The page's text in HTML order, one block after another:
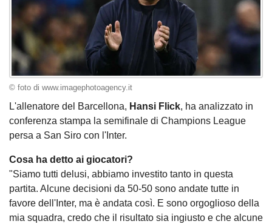
© foto di www.imagephotoagency.it
L'allenatore del Barcellona, Hansi Flick, ha analizzato in
conferenza stampa la semifinale di Champions League
persa a San Siro con l'Inter.
Cosa ha detto ai giocatori?
"Siamo tutti delusi, abbiamo investito tanto in questa
partita. Alcune decisioni da 50-50 sono andate tutte in
favore dell'Inter, ma è andata così. E sono orgoglioso della
mia squadra, credo che il risultato sia ingiusto e che alcune